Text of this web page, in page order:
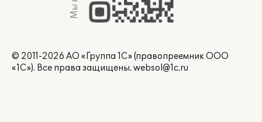
© 2011-2026 АО «Группа 1С» (правопреемник ООО
«1С»). Все права защищены. websol@1c.ru